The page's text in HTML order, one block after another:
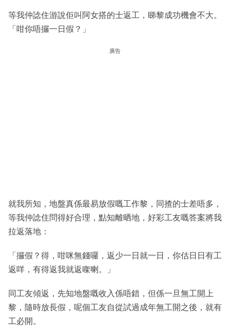
等我仲諗住游說佢叫阿女搭的士返工，睇黎成功機會不大。
「咁你唔攞一日假？」
廣告
就我所知，地盤真係最易放假嘅工作黎，同揸的士差唔多，
等我仲諗住問得好合理，點知離晒地，好彩工友嘅答案將我
拉返落地：
「攞假？得，咁咪無錢囉，返少一日就一日，你估日日有工
返咩，有得返我就返㗎喇。」
同工友傾返，先知地盤嘅收入係唔錯，但係一旦無工開上
黎，隨時放長假，呢個工友自從試過成年無工開之後，就有
工必開。